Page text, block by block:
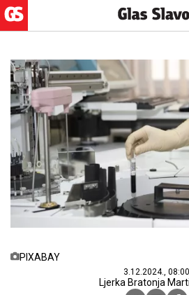
PIXABAY
3.12.2024., 08:00
Ljerka Bratonja